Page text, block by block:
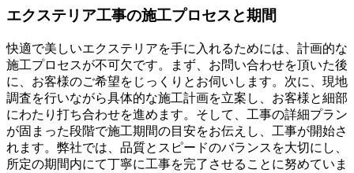
エクステリア工事の施工プロセスと期間
快適で美しいエクステリアを手に入れるためには、計画的な
施工プロセスが不可欠です。まず、お問い合わせを頂いた後
に、お客様のご希望をじっくりとお伺いします。次に、現地
調査を行いながら具体的な施工計画を立案し、お客様と細部
にわたり打ち合わせを進めます。そして、工事の詳細プラン
が固まった段階で施工期間の目安をお伝えし、工事が開始さ
れます。弊社では、品質とスピードのバランスを大切にし、
所定の期間内にて丁寧に工事を完了させることに努めていま